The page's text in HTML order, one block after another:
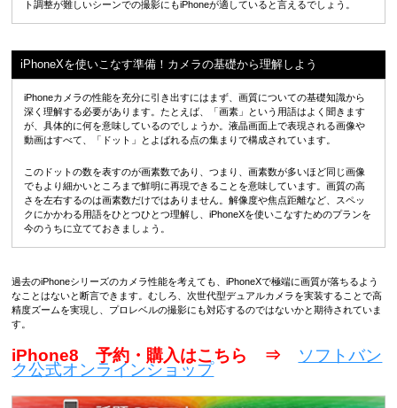
ト調整が難しいシーンでの撮影にもiPhoneが適していると言えるでしょう。
iPhoneXを使いこなす準備！カメラの基礎から理解しよう
iPhoneカメラの性能を充分に引き出すにはまず、画質についての基礎知識から
深く理解する必要があります。たとえば、「画素」という用語はよく聞きます
が、具体的に何を意味しているのでしょうか。液晶画面上で表現される画像や
動画はすべて、「ドット」とよばれる点の集まりで構成されています。
このドットの数を表すのが画素数であり、つまり、画素数が多いほど同じ画像
でもより細かいところまで鮮明に再現できることを意味しています。画質の高
さを左右するのは画素数だけではありません。解像度や焦点距離など、スペッ
クにかかわる用語をひとつひとつ理解し、iPhoneXを使いこなすためのプランを
今のうちに立てておきましょう。
過去のiPhoneシリーズのカメラ性能を考えても、iPhoneXで極端に画質が落ちるよう
なことはないと断言できます。むしろ、次世代型デュアルカメラを実装することで高
精度ズームを実現し、プロレベルの撮影にも対応するのではないかと期待されていま
す。
iPhone8 予約・購入はこちら ⇒ ソフトバン
ク公式オンラインショップ